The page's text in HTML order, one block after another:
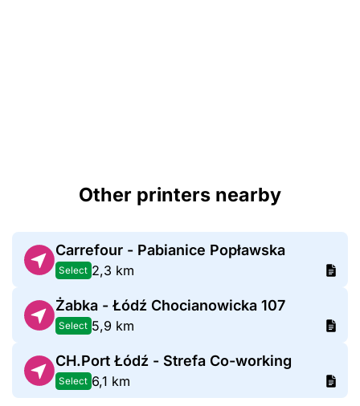
Other printers nearby
Carrefour - Pabianice Popławska
Select 2,3 km
Żabka - Łódź Chocianowicka 107
Select 5,9 km
CH.Port Łódź - Strefa Co-working
Select 6,1 km